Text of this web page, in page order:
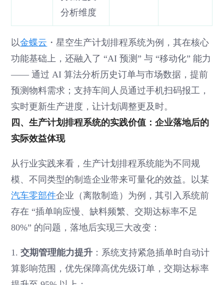
分析维度
以金蝶云 ・星空生产计划排程系统为例，其在核心
功能基础上，还融入了 “AI 预测” 与 “移动化” 能力
—— 通过 AI 算法分析历史订单与市场数据，提前
预测物料需求；支持车间人员通过手机扫码报工，
实时更新生产进度，让计划调整更及时。
四、生产计划排程系统的实践价值：企业落地后的
实际效益体现
从行业实践来看，生产计划排程系统能为不同规
模、不同类型的制造企业带来可量化的效益。以某
汽车零部件企业（离散制造）为例，其引入系统前
存在 “插单响应慢、缺料频繁、交期达标率不足
80%” 的问题，落地后实现三大改变：
1.交期管理能力提升 ：系统支持紧急插单时自动计
算影响范围，优先保障高优先级订单，交期达标率